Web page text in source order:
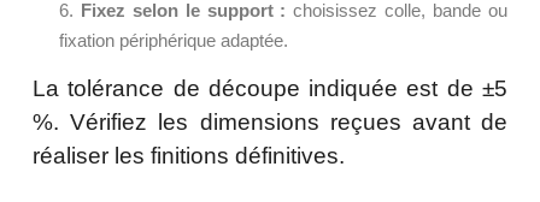
Fixez selon le support : choisissez colle, bande ou
fixation périphérique adaptée.
La tolérance de découpe indiquée est de ±5
%. Vérifiez les dimensions reçues avant de
réaliser les finitions définitives.